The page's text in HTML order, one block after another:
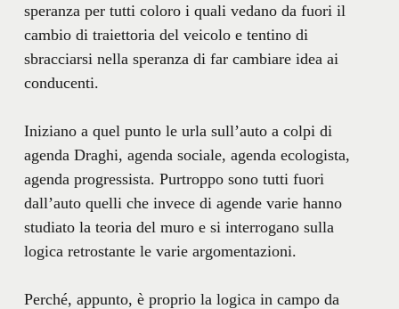
speranza per tutti coloro i quali vedano da fuori il
cambio di traiettoria del veicolo e tentino di
sbracciarsi nella speranza di far cambiare idea ai
conducenti.
Iniziano a quel punto le urla sull’auto a colpi di
agenda Draghi, agenda sociale, agenda ecologista,
agenda progressista. Purtroppo sono tutti fuori
dall’auto quelli che invece di agende varie hanno
studiato la teoria del muro e si interrogano sulla
logica retrostante le varie argomentazioni.
Perché, appunto, è proprio la logica in campo da